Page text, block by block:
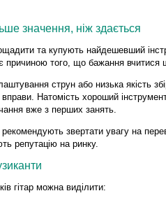
значення, ніж здається
та купують найдешевший
причиною того, що бажання вчитися
струн або низька якість
Натомість хороший
вже з перших занять.
звертати увагу на
репутацію на ринку.
гітар можна виділити: